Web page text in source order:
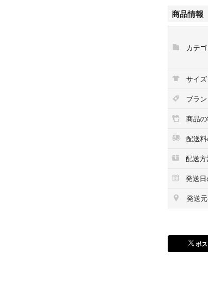
急になくな
ご了承くだ
ビジュー装
- 装飾: ビジ
- スタイル:
- 袖の長さ:
ご覧いた
#ユニクロ
ブ#スタジ
カラー...ネ
商品情報
カテゴ
サイズ
ブラ
商品
配送
配送
発送
発送
ポ